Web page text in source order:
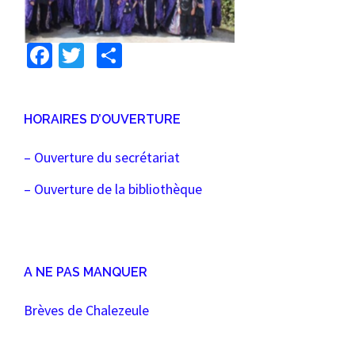
Facebook
Twitter
HORAIRES D’OUVERTURE
– Ouverture du secrétariat
– Ouverture de la bibliothèque
A NE PAS MANQUER
Brèves de Chalezeule